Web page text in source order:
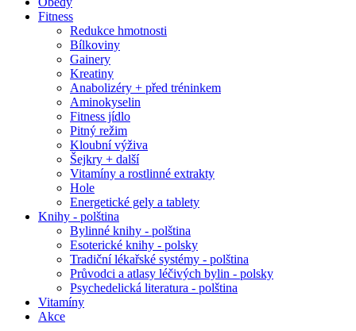
Fitness
Redukce hmotnosti
Bílkoviny
Gainery
Kreatiny
Anabolizéry + před tréninkem
Aminokyselin
Fitness jídlo
Pitný režim
Kloubní výživa
Šejkry + další
Vitamíny a rostlinné extrakty
Hole
Energetické gely a tablety
Knihy - polština
Bylinné knihy - polština
Esoterické knihy - polsky
Tradiční lékařské systémy - polština
Průvodci a atlasy léčivých bylin - polsky
Psychedelická literatura - polština
Vitamíny
Akce